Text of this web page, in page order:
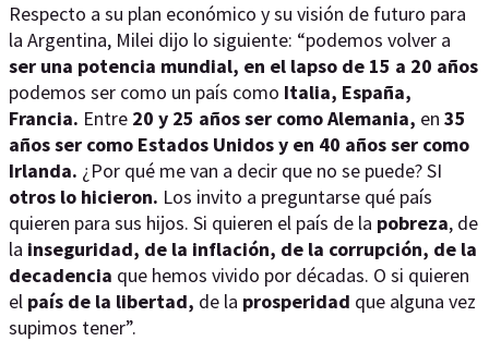
Respecto a su plan económico y su visión de futuro para
la Argentina, Milei dijo lo siguiente: “podemos volver a
ser una potencia mundial, en el lapso de 15 a 20 años
podemos ser como un país como Italia, España,
Francia. Entre 20 y 25 años ser como Alemania, en 35
años ser como Estados Unidos y en 40 años ser como
Irlanda. ¿Por qué me van a decir que no se puede? SI
otros lo hicieron. Los invito a preguntarse qué país
quieren para sus hijos. Si quieren el país de la pobreza, de
la inseguridad, de la inflación, de la corrupción, de la
decadencia que hemos vivido por décadas. O si quieren
el país de la libertad, de la prosperidad que alguna vez
supimos tener”.